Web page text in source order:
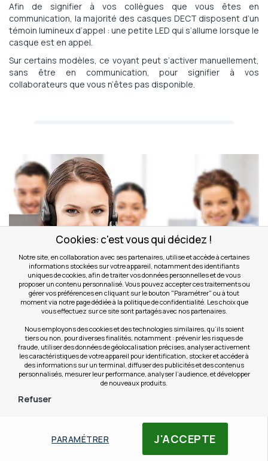
J'ACCEPTE
PARAMÉTRER
Cookies: c'est vous qui décidez !
Notre site, en collaboration avec ses partenaires, utilise et accède à certaines
informations stockées sur votre appareil, notamment des identifiants
uniques de cookies, afin de traiter vos données personnelles et de vous
proposer un contenu personnalisé. Vous pouvez accepter ces traitements ou
gérer vos préférences en cliquant sur le bouton "Paramétrer" ou à tout
moment via notre page dédiée à la politique de confidentialité. Les choix que
vous effectuez sur ce site sont partagés avec nos partenaires.
Nous employons des cookies et des technologies similaires, qu’ils soient
tiers ou non, pour diverses finalités, notamment : prévenir les risques de
fraude, utiliser des données de géolocalisation précises, analyser activement
les caractéristiques de votre appareil pour identification, stocker et accéder à
des informations sur un terminal, diffuser des publicités et des contenus
personnalisés, mesurer leur performance, analyser l’audience, et développer
de nouveaux produits.
Refuser
Afin de signifier à vos collègues que vous êtes en
communication, la majorité des casques DECT disposent d’un
témoin lumineux d’appel : une petite LED qui s’allume lorsque le
casque est en appel.
Sur certains modèles, ce voyant peut s’activer manuellement,
sans être en communication, pour signifier à vos
collaborateurs que vous n’êtes pas disponible.
Un confort nécessaire tout au long de la
journée
Conçus pour être utilisés de manière intense, ces casques
sans fils sont aussi parmi les plus confortables à porter. Leur
design est fin autant que résistant.
mono ne pèse que 27 grammes !
Pour répondre à tous les goûts, les fabricants ont déclinés
Filtres